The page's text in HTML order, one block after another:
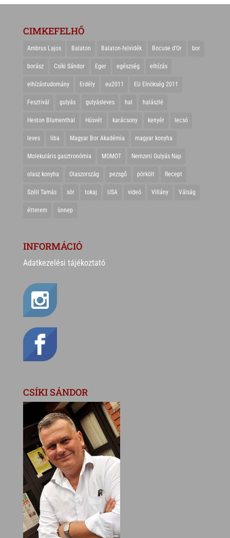
CIMKEFELHŐ
Ambrus Lajos Balaton Balaton-felvidék Bocuse d'Or bor
borász Csíki Sándor Eger egészség elhízás
elhízástudomány Erdély eu2011 EU Elnökség 2011
Fesztivál gulyás gulyásleves hal halászlé
Heston Blumenthal Húsvét karácsony kenyér lecsó
leves liba Magyar Bor Akadémia magyar konyha
Molekuláris gasztronómia MOMOT Nemzeti Gulyás Nap
olasz konyha Olaszország pezsgő pörkölt Recept
Széll Tamás sör tokaj USA videó Villány Válság
étterem ünnep
INFORMÁCIÓ
Adatkezelési tájékoztató
CSÍKI SÁNDOR